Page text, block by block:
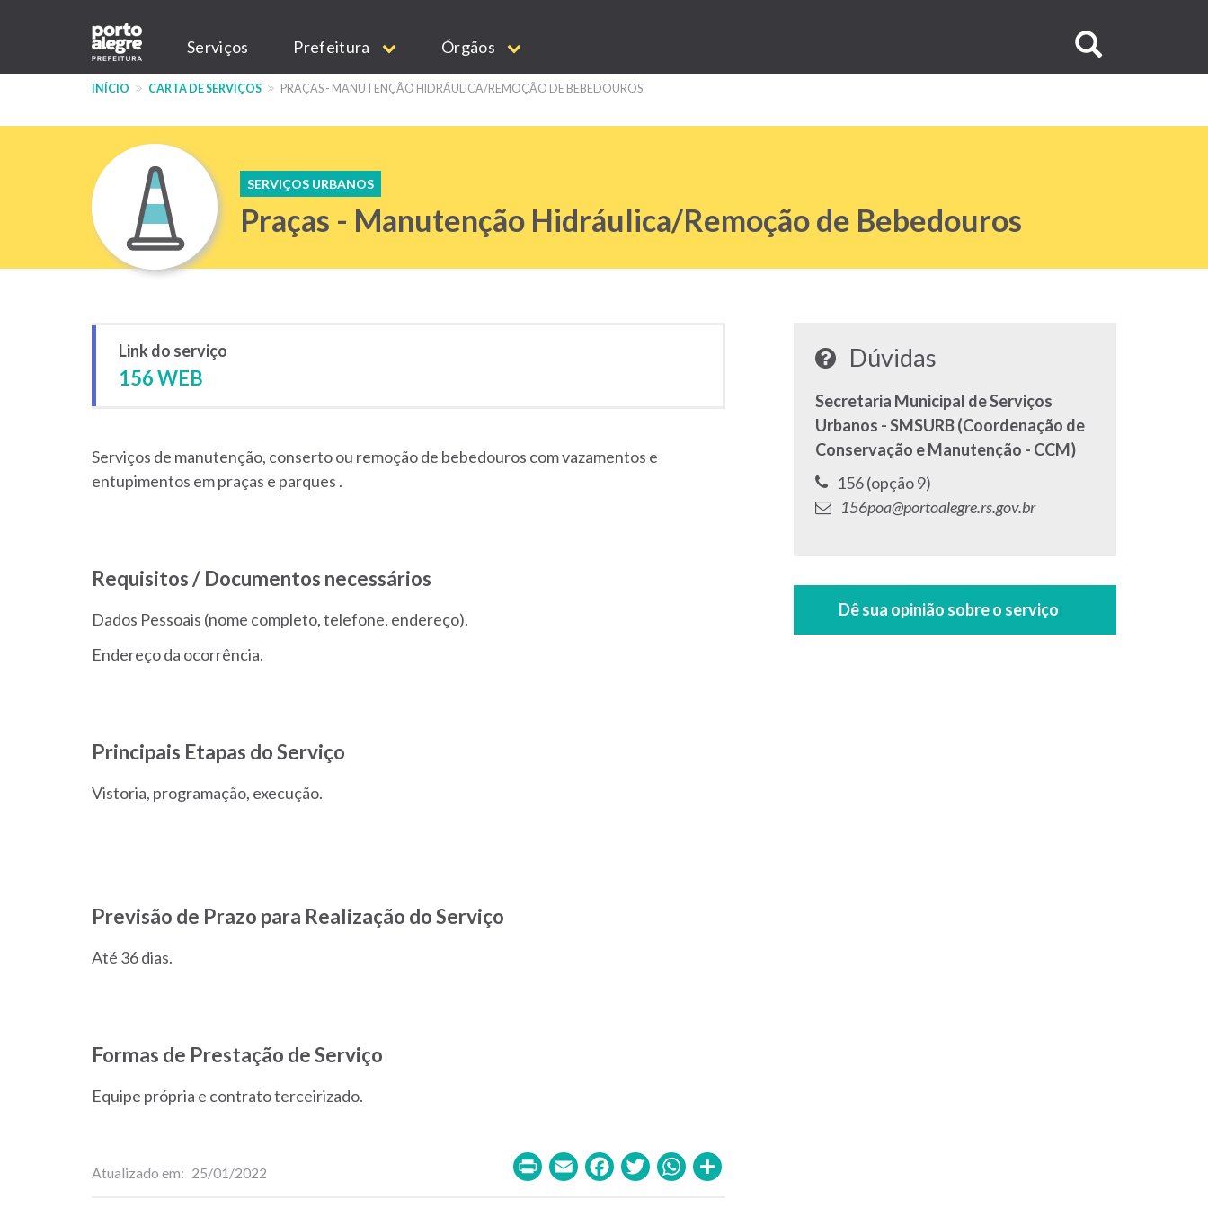
conteúdo
Main
navigation
Serviços Prefeitura Órgãos
no
site
INÍCIO CARTA DE SERVIÇOS PRAÇAS - MANUTENÇÃO HIDRÁULICA/REMOÇÃO DE BEBEDOUROS
SERVIÇOS URBANOS
Praças - Manutenção Hidráulica/Remoção de Bebedouros
Link do serviço
156 WEB
Serviços de manutenção, conserto ou remoção de bebedouros com vazamentos e
entupimentos em praças e parques .
Requisitos / Documentos necessários
Dados Pessoais (nome completo, telefone, endereço).
Endereço da ocorrência.
Principais Etapas do Serviço
Vistoria, programação, execução.
Previsão de Prazo para Realização do Serviço
Até 36 dias.
Formas de Prestação de Serviço
Equipe própria e contrato terceirizado.
PrintEmailFacebook
TwitterWhatsApp
Atualizado em 25/01/2022
Dúvidas
Secretaria Municipal de Serviços
Urbanos - SMSURB (Coordenação de
Conservação e Manutenção - CCM)
Telefone:
156 (opção 9)
E-
156poa@portoalegre.rs.gov.br